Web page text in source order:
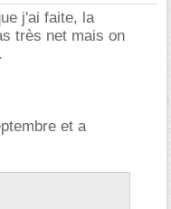
j'ai faite, la
très net mais on
et a